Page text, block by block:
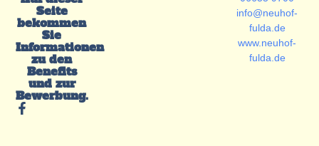
Seite
bekommen
Sie
Informationen
zu den
Benefits
und zur
Bewerbung.
info@neuhof-
fulda.de
www.neuhof-
fulda.de